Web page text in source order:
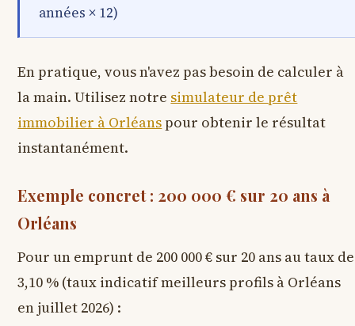
années × 12)
En pratique, vous n'avez pas besoin de calculer à
la main. Utilisez notre simulateur de prêt
immobilier à Orléans pour obtenir le résultat
instantanément.
Exemple concret : 200 000 € sur 20 ans à
Orléans
Pour un emprunt de 200 000 € sur 20 ans au taux de
3,10 % (taux indicatif meilleurs profils à Orléans
en juillet 2026) :